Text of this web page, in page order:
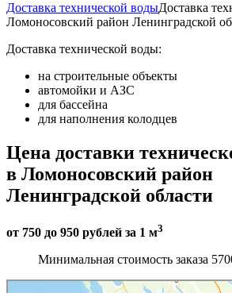
Доставка технической водыДоставка
Ломоносовский район Ленинградской
Доставка технической воды:
на строительные объекты
автомойки и АЗС
для бассейна
для наполнения колодцев
Цена доставки
в Ломоносовский район
Ленинградской области
от 750 до 950 рублей за 1 м3
Минимальная стоимость заказа